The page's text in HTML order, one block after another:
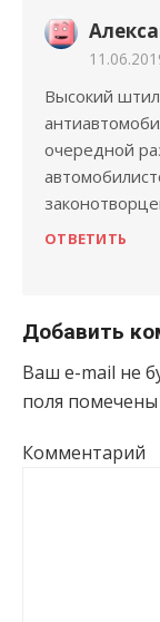
Высокий
очередной
ОТВЕТИТЬ
Добавить
Ваш e-mail не
поля помечены
Комментарий